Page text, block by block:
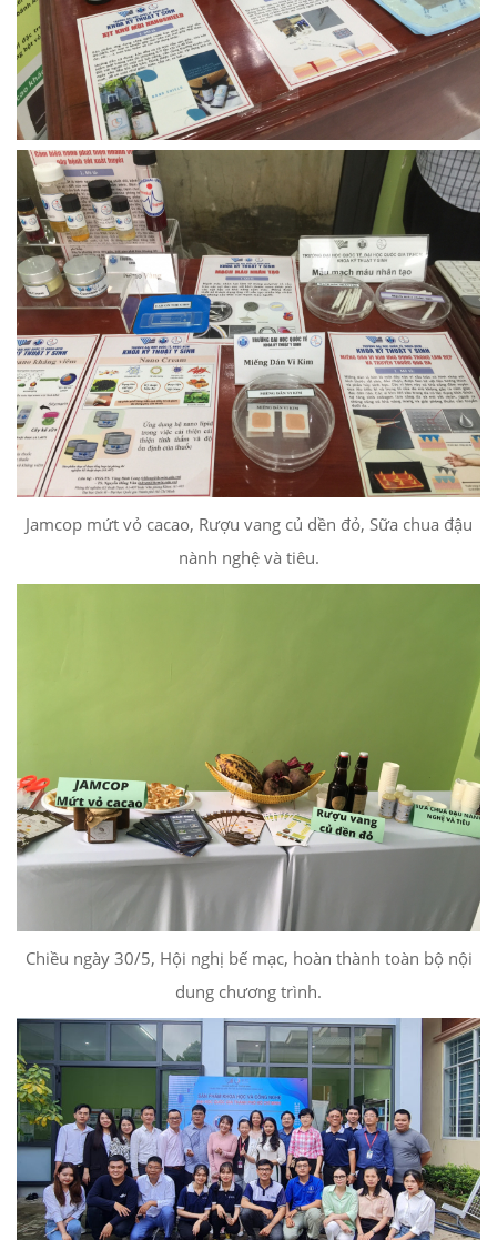
Jamcop mứt vỏ cacao, Rượu vang củ dền đỏ, Sữa chua đậu
nành nghệ và tiêu.
Chiều ngày 30/5, Hội nghị bế mạc, hoàn thành toàn bộ nội
dung chương trình.